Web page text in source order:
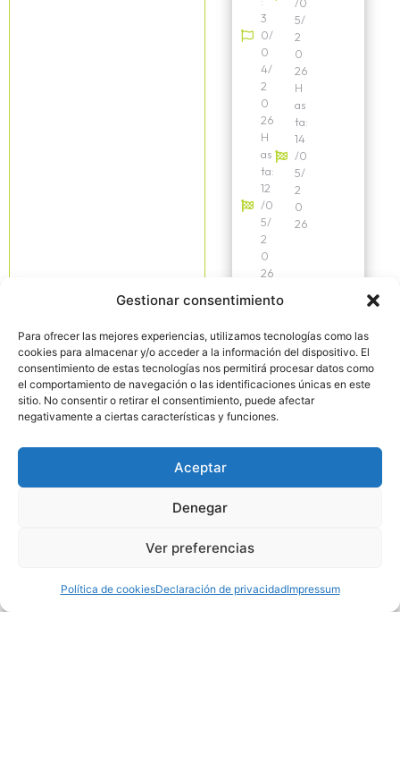
Gestionar consentimiento
Para ofrecer las mejores experiencias, utilizamos tecnologías como las
cookies para almacenar y/o acceder a la información del dispositivo. El
consentimiento de estas tecnologías nos permitirá procesar datos como
el comportamiento de navegación o las identificaciones únicas en este
sitio. No consentir o retirar el consentimiento, puede afectar
negativamente a ciertas características y funciones.
Aceptar
Denegar
Ver preferencias
Política de cookiesDeclaración de privacidadImpressum
3
0/
0
4/
2
0
26
H
as
ta:
12
/0
5/
2
0
26
5/
2
0
26
H
as
ta:
14
/0
5/
2
0
26
Más